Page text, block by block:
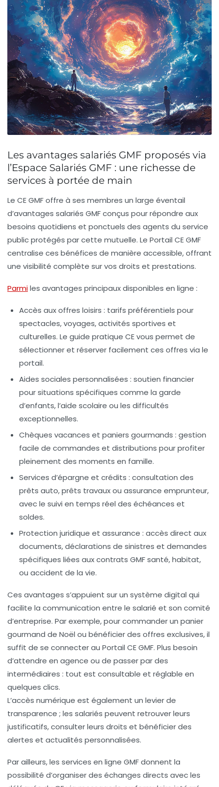
Les avantages salariés GMF proposés via
l’Espace Salariés GMF : une richesse de
services à portée de main
Le CE GMF offre à ses membres un large éventail
d’avantages salariés GMF conçus pour répondre aux
besoins quotidiens et ponctuels des agents du service
public protégés par cette mutuelle. Le Portail CE GMF
centralise ces bénéfices de manière accessible, offrant
une visibilité complète sur vos droits et prestations.
Parmiles avantages principaux disponibles en ligne :
Accès aux offres loisirs : tarifs préférentiels pour
spectacles, voyages, activités sportives et
culturelles. Le guide pratique CE vous permet de
sélectionner et réserver facilement ces offres via le
portail.
Aides sociales personnalisées : soutien financier
pour situations spécifiques comme la garde
d’enfants, l’aide scolaire ou les difficultés
exceptionnelles.
Chèques vacances et paniers gourmands : gestion
facile de commandes et distributions pour profiter
pleinement des moments en famille.
Services d’épargne et crédits : consultation des
prêts auto, prêts travaux ou assurance emprunteur,
avec le suivi en temps réel des échéances et
soldes.
Protection juridique et assurance : accès direct aux
documents, déclarations de sinistres et demandes
spécifiques liées aux contrats GMF santé, habitat,
ou accident de la vie.
Ces avantages s’appuient sur un système digital qui
facilite la communication entre le salarié et son comité
d’entreprise. Par exemple, pour commander un panier
gourmand de Noël ou bénéficier des offres exclusives, il
suffit de se connecter au Portail CE GMF. Plus besoin
d’attendre en agence ou de passer par des
intermédiaires : tout est consultable et réglable en
quelques clics.
L’accès numérique est également un levier de
transparence ; les salariés peuvent retrouver leurs
justificatifs, consulter leurs droits et bénéficier des
alertes et actualités personnalisées.
Par ailleurs, les services en ligne GMF donnent la
possibilité d’organiser des échanges directs avec les